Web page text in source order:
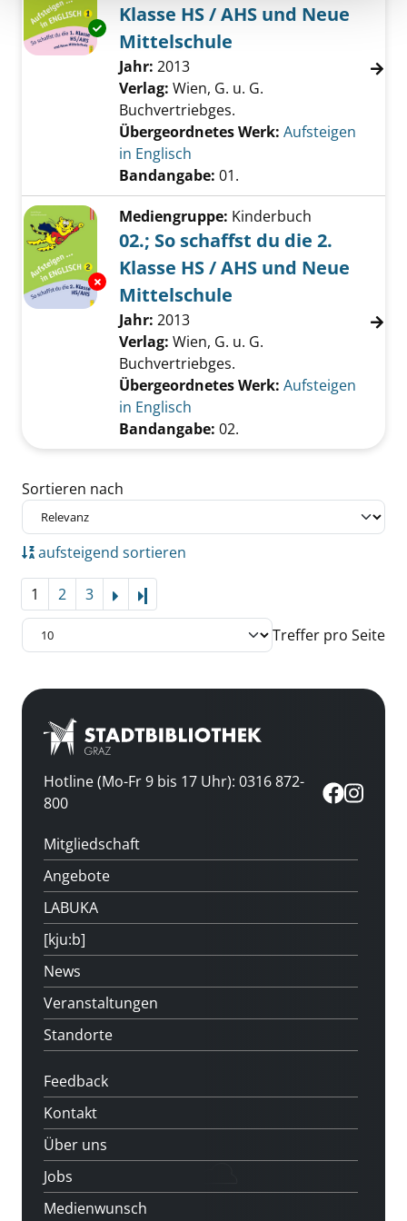
Exemplar-Details von 01.; So schaffst du die
Klasse HS / AHS und Neue
Mittelschule
Suche nach diesem Verfasser
Jahr: 2013
Verlag: Wien, G. u. G.
Buchvertriebges.
Übergeordnetes Werk: Aufsteigen
in Englisch
Bandangabe: 01.
Exemplar-Details von 02.; So schaffst du die
Mediengruppe: Kinderbuch
02.; So schaffst du die 2.
Klasse HS / AHS und Neue
Mittelschule
Suche nach diesem Verfasser
Jahr: 2013
Verlag: Wien, G. u. G.
Buchvertriebges.
Übergeordnetes Werk: Aufsteigen
in Englisch
Bandangabe: 02.
Zu den Suchfiltern springen
Sortieren nach
aufsteigend sortieren
1 2 3
Treffer pro Seite
Hotline (Mo-Fr 9 bis 17 Uhr): 0316 872-
800
Mitgliedschaft
Angebote
LABUKA
[kju:b]
News
Veranstaltungen
Standorte
Feedback
Kontakt
Über uns
Jobs
Medienwunsch